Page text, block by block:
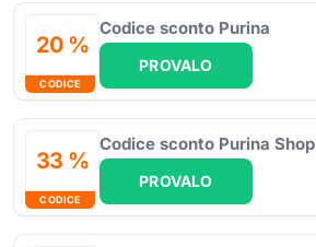
20 %
CODICE
Codice sconto Purina
PROVALO
33 %
CODICE
Codice sconto Purina Shop
PROVALO